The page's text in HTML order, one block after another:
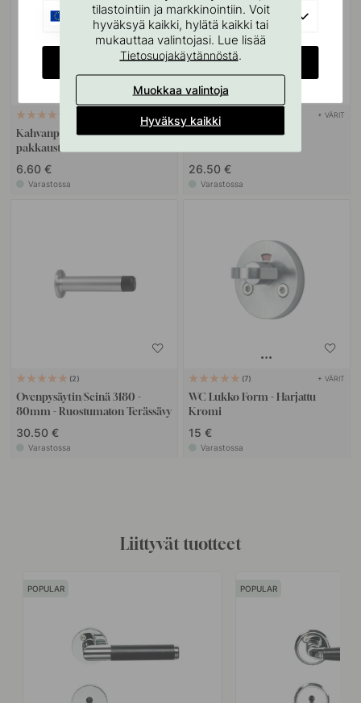
Kahvanpehmusteet - Musta 3
pakkausta
6.60 €
Varastossa
+ VÄRIT
Ovenpysäytin Dexter -
26.50 €
Varastossa
2
Ovenpysäytin/Seinä 3180 -
80mm - Ruostumaton Terässävy
30.50 €
Varastossa
7 + VÄRIT
WC Lukko Form - Harjattu
Kromi
15 €
Varastossa
Liittyvät tuotteet
POPULAR POPULAR
tilastointiin ja markkinointiin. Voit
hyväksyä kaikki, hylätä kaikki tai
mukauttaa valintojasi. Lue lisää
Tietosuojakäytännöstä.
Muokkaa valintoja
Hyväksy kaikki
EU
CHANGE COUNTRY